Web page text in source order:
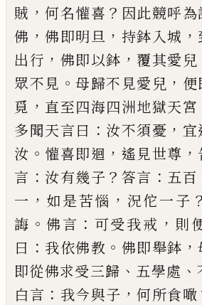
賊 ， 何名懽喜 ？ 因此競呼為
佛 ， 佛即明旦 ， 持鉢入城 ，
出行 ， 佛即以鉢 ， 覆其愛兒
眾不見 。 母歸不見愛兒 ， 便
覓 ， 直至四海四洲地獄天宮
多聞天言曰 ： 汝不須憂 ， 宜
汝 。 懽喜即迴 ， 遙見世尊 ，
言 ： 汝有幾子 ？ 答言 ： 五百
一 ， 如是苦惱 ， 況佗一子 ？
誨 。 佛言 ： 可受我戒 ， 則
曰 ： 我依佛教 。 佛即舉鉢 ，
即從佛求受三歸 、 五學處 、
白言 ： 我今與子 ， 何所食噉